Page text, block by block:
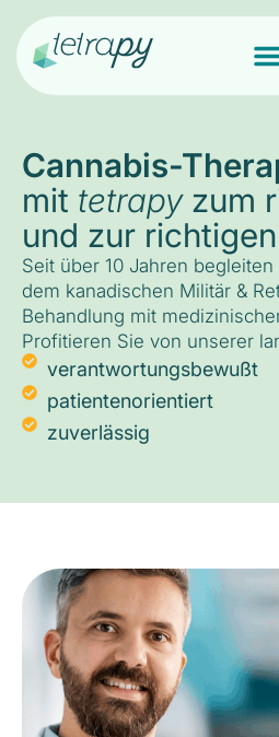
Cannabis-
mit tetrapyzum
und zur
Seit über 10 Jahren
dem kanadischen Militär &
Behandlung mit
Profitieren Sie von unserer
verantwortungsbewußt
patientenorientiert
zuverlässig